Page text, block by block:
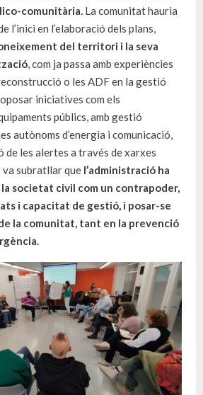
comunitària. La comunitat hauria
l’inici en l’elaboració dels plans,
del territori i la seva
, com ja passa amb experiències
o les ADF en la gestió
iniciatives com els
públics, amb gestió
autònoms d’energia i comunicació,
de les alertes a través de xarxes
va subratllar que l’administració ha
societat civil com un contrapoder,
i capacitat de gestió, i posar-se
la comunitat, tant en la prevenció